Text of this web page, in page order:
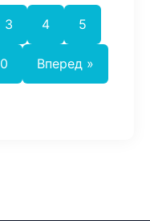
3 4 5
Вперед »